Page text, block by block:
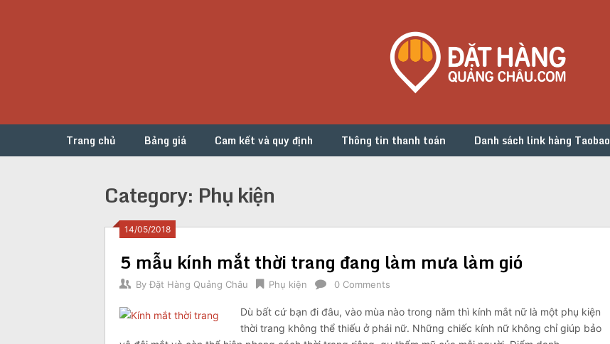
Trang chủ Bảng giá Cam kết và quy định Thông tin thanh toán Danh sách link hàng Taobao
Category: Phụ kiện
14/05/2018
5 mẫu kính mắt thời trang đang làm mưa làm gió
By Đặt Hàng Quảng Châu Phụ kiện 0 Comments
Dù bất cứ bạn đi đâu, vào mùa nào trong năm thì kính mắt nữ là một phụ kiện
thời trang không thể thiếu ở phái nữ. Những chiếc kính nữ không chỉ giúp bảo
Posts
navigation